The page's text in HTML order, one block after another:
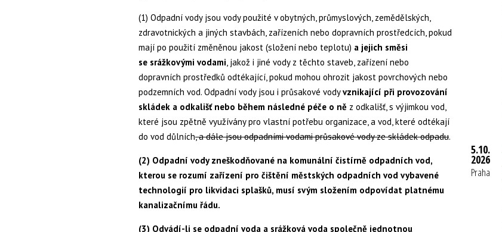
(1) Odpadní vody jsou vody použité v obytných, průmyslových, zemědělských,
zdravotnických a jiných stavbách, zařízeních nebo dopravních prostředcích, pokud
mají po použití změněnou jakost (složení nebo teplotu) a jejich směsi
se srážkovými vodami , jakož i jiné vody z těchto staveb, zařízení nebo
dopravních prostředků odtékající, pokud mohou ohrozit jakost povrchových nebo
podzemních vod. Odpadní vody jsou i průsakové vodyvznikající při provozování
skládek a odkališť nebo během následné péče o ně z odkališť, s výjimkou vod,
které jsou zpětně využívány pro vlastní potřebu organizace, a vod, které odtékají
do vod důlních, a dále jsou odpadními vodami průsakové vody ze skládek odpadu.
(2) Odpadní vody zneškodňované na komunální čistírně odpadních vod,
kterou se rozumí zařízení pro čištění městských odpadních vod vybavené
technologií pro likvidaci splašků, musí svým složením odpovídat platnému
kanalizačnímu řádu.
(3) Odvádí-li se odpadní voda a srážková voda společně jednotnou
5.10.
2026
Praha